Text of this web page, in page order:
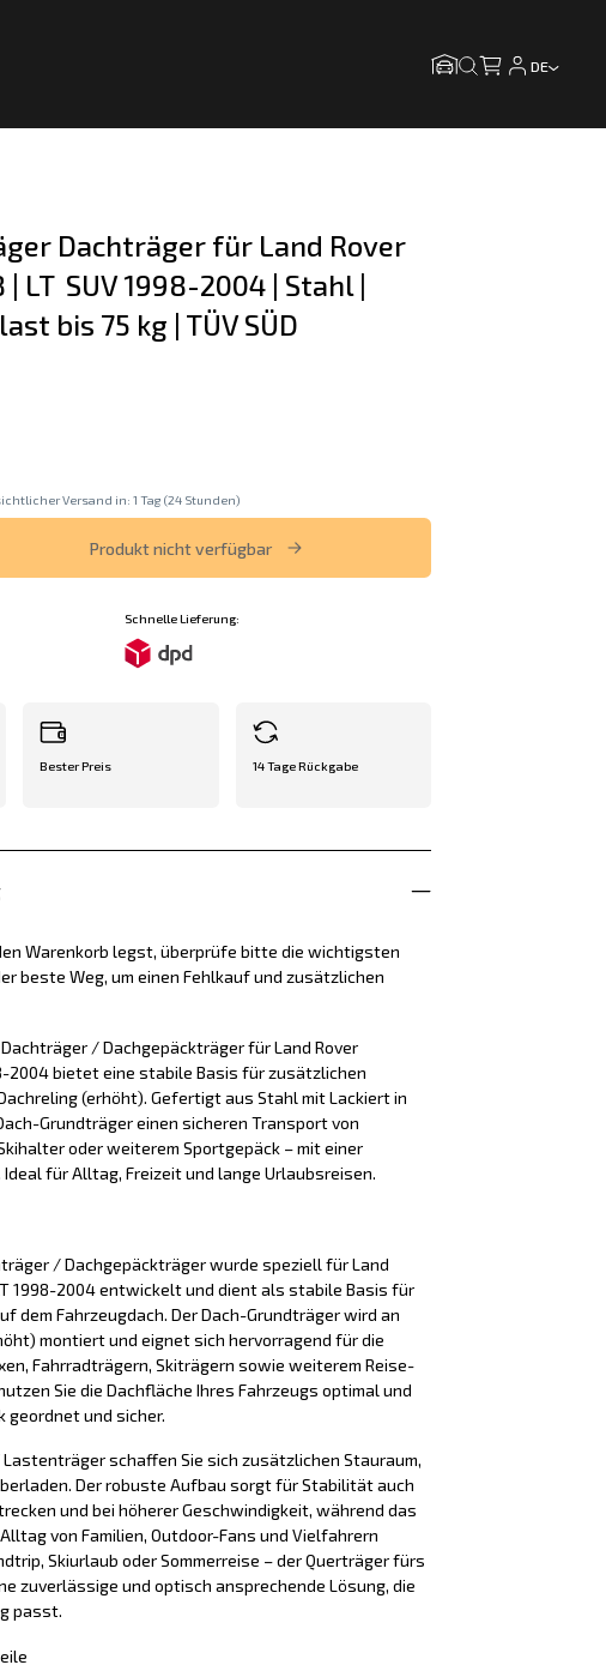
DE
Dachträger für Land Rover
LT  SUV 1998-2004 | Stahl |
bis 75 kg | TÜV SÜD
Versand in: 1 Tag (24 Stunden)
Produkt nicht verfügbar
Schnelle Lieferung:
Bester Preis 14 Tage Rückgabe
Warenkorb legst, überprüfe bitte die wichtigsten
beste Weg, um einen Fehlkauf und zusätzlichen
/ Dachgepäckträger für Land Rover
2004 bietet eine stabile Basis für zusätzlichen
(erhöht). Gefertigt aus Stahl mit Lackiert in
Grundträger einen sicheren Transport von
oder weiterem Sportgepäck – mit einer
Ideal für Alltag, Freizeit und lange Urlaubsreisen.
/ Dachgepäckträger wurde speziell für Land
1998-2004 entwickelt und dient als stabile Basis für
dem Fahrzeugdach. Der Dach-Grundträger wird an
montiert und eignet sich hervorragend für die
Fahrradträgern, Skiträgern sowie weiterem Reise-
Sie die Dachfläche Ihres Fahrzeugs optimal und
geordnet und sicher.
schaffen Sie sich zusätzlichen Stauraum,
Der robuste Aufbau sorgt für Stabilität auch
und bei höherer Geschwindigkeit, während das
von Familien, Outdoor-Fans und Vielfahrern
Skiurlaub oder Sommerreise – der Querträger fürs
zuverlässige und optisch ansprechende Lösung, die
passt.